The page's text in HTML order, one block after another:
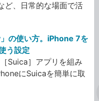
ど、日常的な場面で活
」の使い方。iPhone 7を
う設定
Suica］アプリを組み
にSuicaを簡単に取